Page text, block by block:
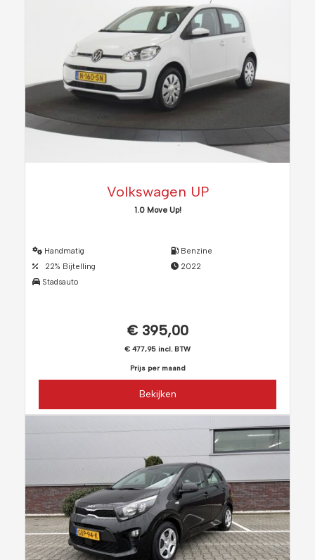
Volkswagen UP
1.0 Move Up!
Handmatig
22% Bijtelling
Stadsauto
Benzine
2022
€ 395,00
€ 477,95 incl. BTW
Prijs per maand
Bekijken